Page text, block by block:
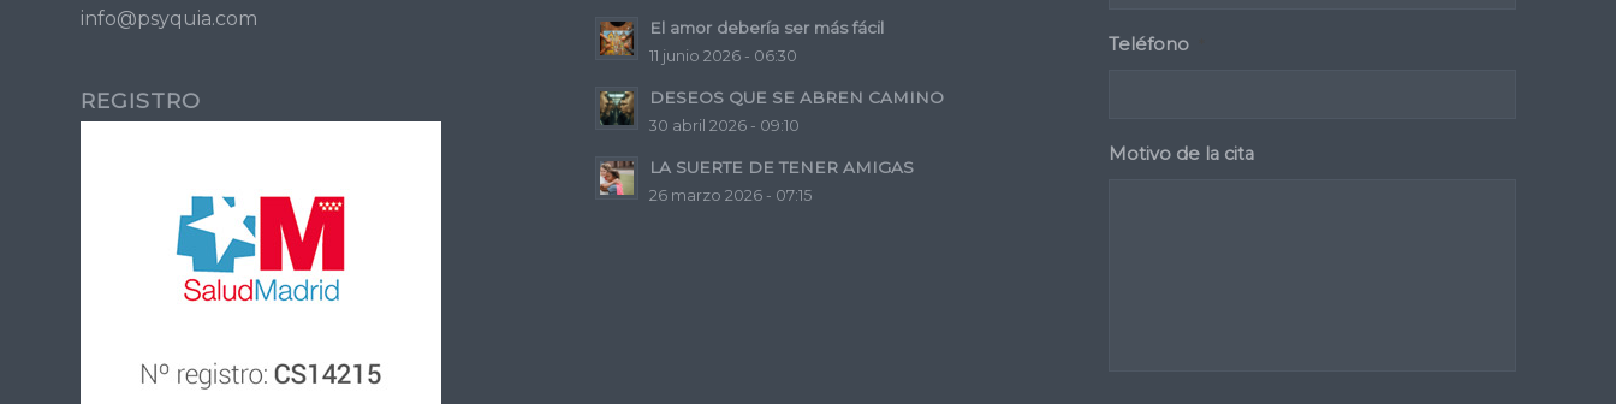
info@psyquia.com
REGISTRO
El amor debería ser más fácil
11 junio 2026 - 06:30
DESEOS QUE SE ABREN CAMINO
30 abril 2026 - 09:10
LA SUERTE DE TENER AMIGAS
26 marzo 2026 - 07:15
Teléfono
Motivo de la cita